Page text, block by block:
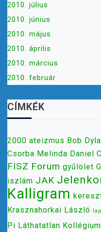
2010. július
2010. június
2010. május
2010. április
2010. március
2010. február
CÍMKÉK
2000 ateizmus Bob
Csorba Melinda Daniel
FISZ Forum gyűlölet
iszlám JAK
Kalligram
Krasznahorkai László lap
Pi Láthatatlan Kollégium